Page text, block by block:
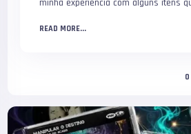
minha experiência com alguns itens
READ MORE...
0